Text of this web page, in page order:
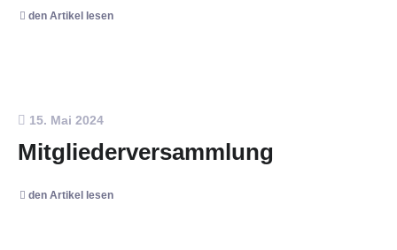
den Artikel lesen
15. Mai 2024
Mitgliederversammlung
den Artikel lesen